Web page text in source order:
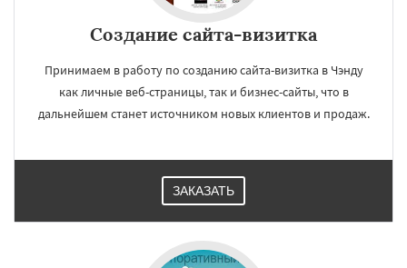
Создание сайта-визитка
Принимаем в работу по созданию сайта-визитка в Чэнду
как личные веб-страницы, так и бизнес-сайты, что в
дальнейшем станет источником новых клиентов и продаж.
ЗАКАЗАТЬ